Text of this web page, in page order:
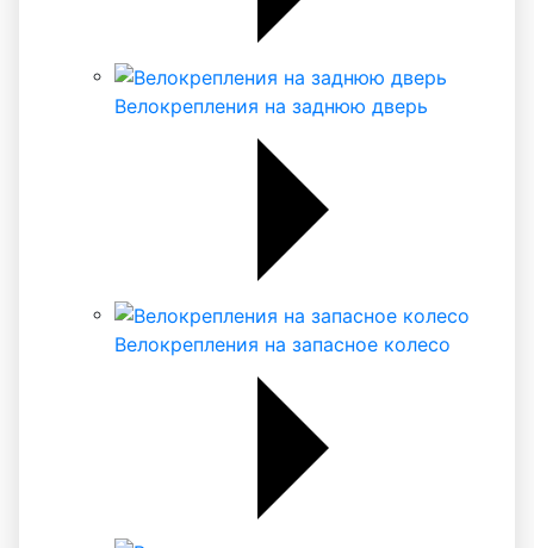
Велокрепления на заднюю дверь
Велокрепления на запасное колесо